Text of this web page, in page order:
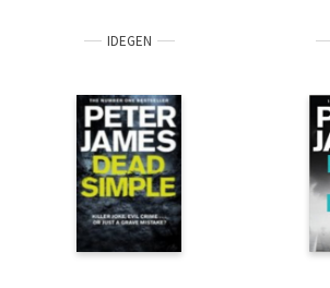
IDEGEN